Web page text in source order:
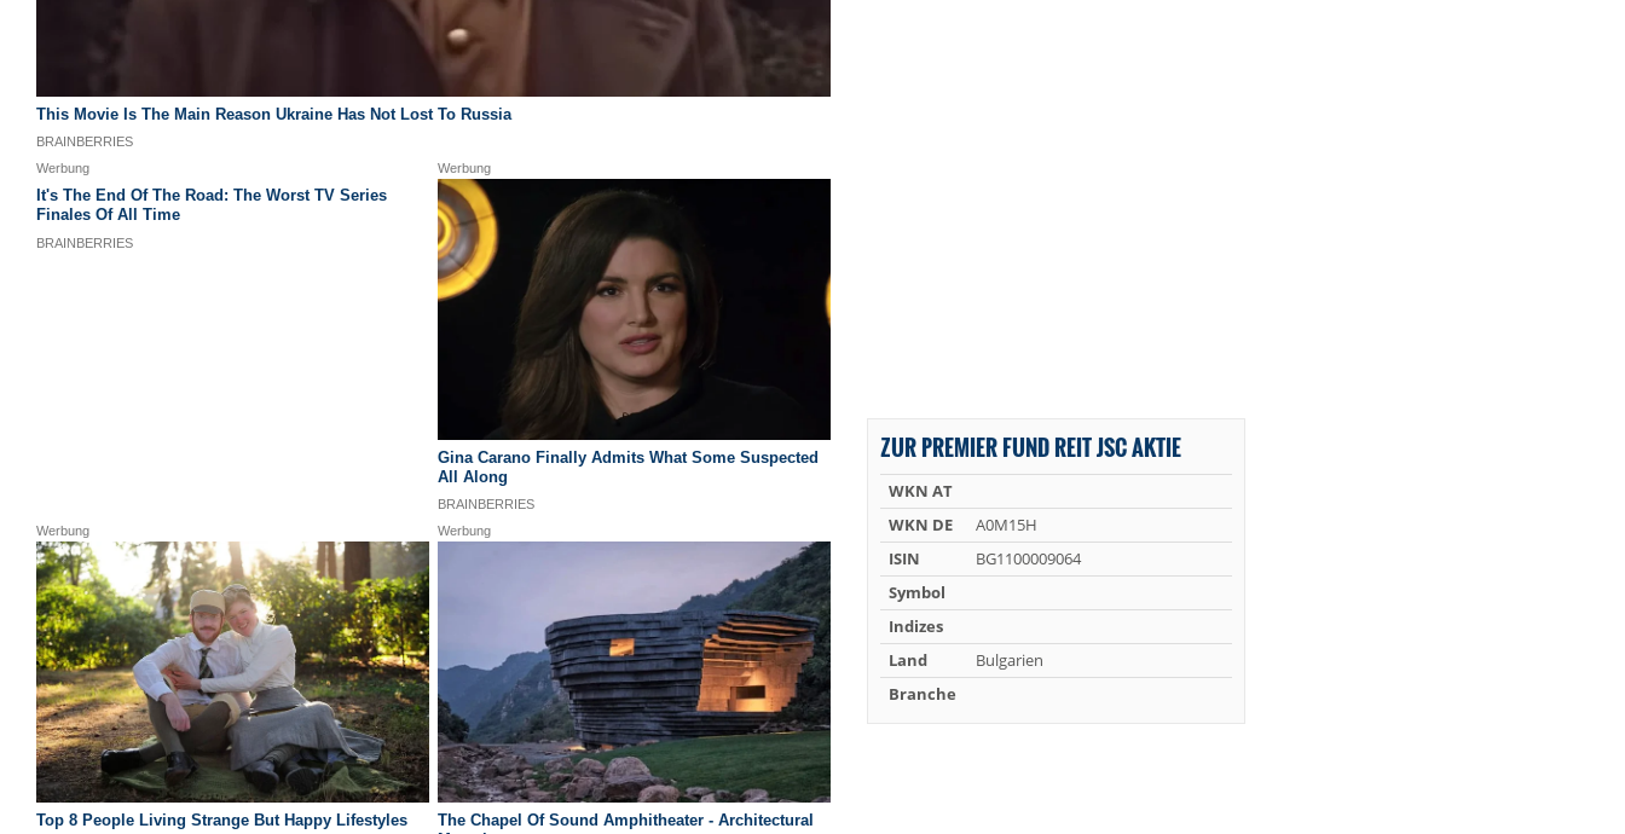
ZUR PREMIER FUND REIT JSC AKTIE
WKN AT
WKN DE
A0M15H
ISIN
BG1100009064
Symbol
Indizes
Land
Bulgarien
Branche